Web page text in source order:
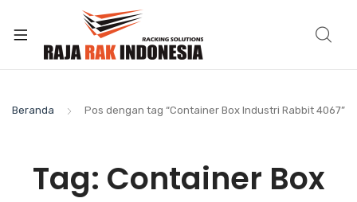
Beranda Pos dengan tag “Container Box Industri Rabbit 4067”
Tag: Container Box